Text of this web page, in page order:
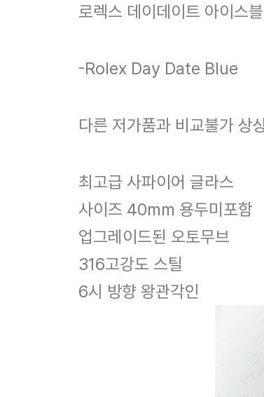
로렉스 데이데이트 아이스
-Rolex Day Date Blue
다른 저가품과 비교불가 상
최고급 사파이어 글라스
사이즈 40mm 용두미포함
업그레이드된 오토무브
316고강도 스틸
6시 방향 왕관각인